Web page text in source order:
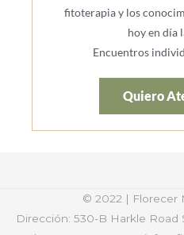
fitoterapia y los
hoy en día
Encuentros
Quiero
© 2022 | Florecer
Dirección: 530-B Harkle Road